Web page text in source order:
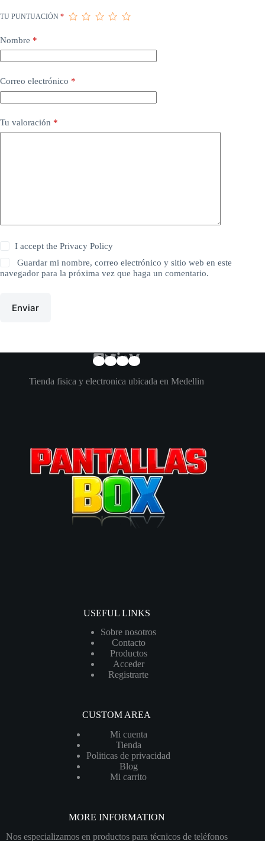
TU PUNTUACIÓN *
Nombre *
Correo electrónico *
Tu valoración *
I accept thePrivacy Policy
Guardar mi nombre, correo electrónico y sitio web en este
navegador para la próxima vez que haga un comentario.
Enviar
Tienda fisica y electronica ubicada en Medellin
USEFUL LINKS
Sobre nosotros
Contacto
Productos
Acceder
Registrarte
CUSTOM AREA
Mi cuenta
Tienda
Politicas de privacidad
Blog
Mi carrito
MORE INFORMATION
Nos especializamos en productos para técnicos de teléfonos